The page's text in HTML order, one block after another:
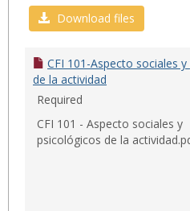
Download files
CFI 101-Aspecto sociales
de la actividad
Required
CFI 101 - Aspecto sociales y
psicológicos de la